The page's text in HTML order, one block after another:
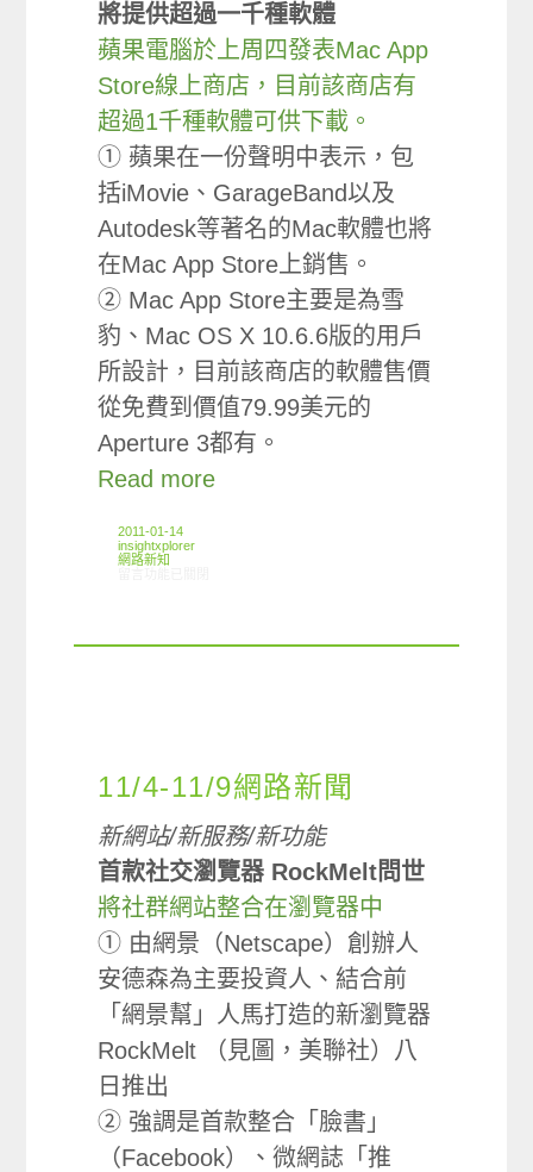
將提供超過一千種軟體
蘋果電腦於上周四發表Mac App
Store線上商店，目前該商店有
超過1千種軟體可供下載。
① 蘋果在一份聲明中表示，包
括iMovie、GarageBand以及
Autodesk等著名的Mac軟體也將
在Mac App Store上銷售。
② Mac App Store主要是為雪
豹、Mac OS X 10.6.6版的用戶
所設計，目前該商店的軟體售價
從免費到價值79.99美元的
Aperture 3都有。
Read more
2011-01-14
insightxplorer
網路新知
11/4-11/9網路新聞
新網站/新服務/新功能
首款社交瀏覽器 RockMelt問世
將社群網站整合在瀏覽器中
① 由網景（Netscape）創辦人
安德森為主要投資人、結合前
「網景幫」人馬打造的新瀏覽器
RockMelt （見圖，美聯社）八
日推出
② 強調是首款整合「臉書」
（Facebook）、微網誌「推